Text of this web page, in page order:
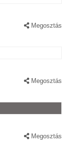
Megosztás
Megosztás
Megosztás